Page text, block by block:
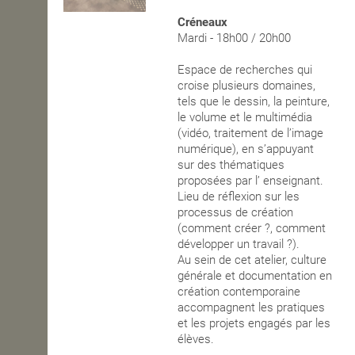
Créneaux
Mardi - 18h00 / 20h00
Espace de recherches qui
croise plusieurs domaines,
tels que le dessin, la peinture,
le volume et le multimédia
(vidéo, traitement de l’image
numérique), en s’appuyant
sur des thématiques
proposées par l’ enseignant.
Lieu de réflexion sur les
processus de création
(comment créer ?, comment
développer un travail ?).
Au sein de cet atelier, culture
générale et documentation en
création contemporaine
accompagnent les pratiques
et les projets engagés par les
élèves.